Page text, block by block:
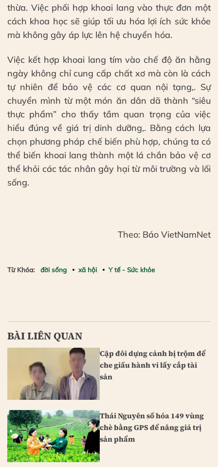
thừa. Việc phối hợp khoai lang vào thực đơn một
cách khoa học sẽ giúp tối ưu hóa lợi ích sức khỏe
mà không gây áp lực lên hệ chuyển hóa.
Việc kết hợp khoai lang tím vào chế độ ăn hằng
ngày không chỉ cung cấp chất xơ mà còn là cách
tự nhiên để bảo vệ các cơ quan nội tạng,. Sự
chuyển mình từ một món ăn dân dã thành “siêu
thực phẩm” cho thấy tầm quan trọng của việc
hiểu đúng về giá trị dinh dưỡng,. Bằng cách lựa
chọn phương pháp chế biến phù hợp, chúng ta có
thể biến khoai lang thành một lá chắn bảo vệ cơ
thể khỏi các tác nhân gây hại từ môi trường và lối
sống.
Theo: Báo VietNamNet
Từ Khóa: đời sống xã hội Y tế - Sức khỏe
BÀI LIÊN QUAN
Cặp đôi dựng cảnh bị trộm để
che giấu hành vi lấy cắp tài
sản
Thái Nguyên số hóa 149 vùng
chè bằng GPS để nâng giá trị
sản phẩm